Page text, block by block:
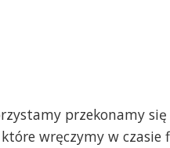
przekonamy
wręczymy w czasie